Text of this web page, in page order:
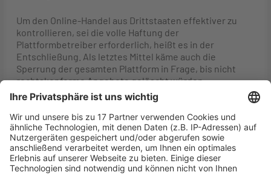
Um den Online-Handel aus Drittstaaten effektiver zu
kontrollieren, sei die volle Haftung der
Plattformbetreiber erforderlich, heißt es in der
Entschließung. Als letztes Mittel käme auch die
Sperrung der gesamten Plattform in Frage, bis nicht
rechtskonforme Angebote gelöscht würden.
Onlineplattformen sollten für nicht konforme Produkte
haften, es sei denn, sie könnten einen in der EU
ansässigen Wirtschaftsakteur nachweisen, der für das
Produkt verantwortlich ist.
Nachschärfung der Sorgfaltspflichten